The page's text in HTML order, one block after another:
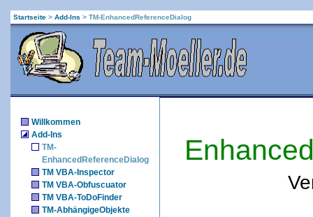
Startseite > Add-Ins > TM-EnhancedReferenceDialog
Willkommen
Add-Ins
TM-
EnhancedReferenceDialog
TM VBA-Inspector
TM VBA-Obfuscuator
TM VBA-ToDoFinder
TM-AbhängigeObjekte